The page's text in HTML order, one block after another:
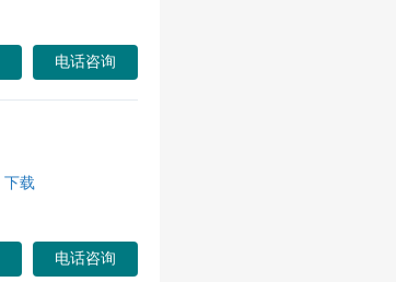
电话咨询
下载
电话咨询